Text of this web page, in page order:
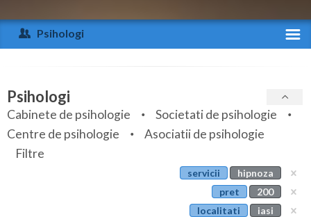
Arad
Arges
Bihor
Bistrita-Nasaud
Botosani
Psihologi
Specialitati
Servicii
Articole
Psihologi
Cabinete de psihologie
Societati de psihologie
Centre de psihologie
Asociatii de psihologie
Filtre
servicii
hipnoza
pret
200
localitati
iasi